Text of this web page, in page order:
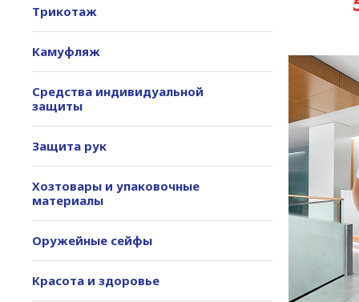
Трикотаж
Камуфляж
Средства индивидуальной
защиты
Защита рук
Хозтовары и упаковочные
материалы
Оружейные сейфы
Красота и здоровье